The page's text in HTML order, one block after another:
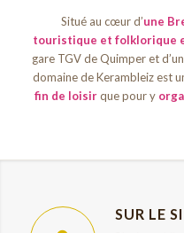
Situé au cœur d’une
touristique et folklorique
gare TGV de Quimper et
domaine de Kerambleiz est
fin de loisirque pour y
SUR LE